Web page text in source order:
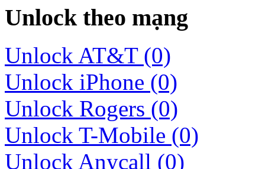
Unlock theo mạng
Unlock AT&T (0)
Unlock iPhone (0)
Unlock Rogers (0)
Unlock T-Mobile (0)
Unlock Anycall (0)